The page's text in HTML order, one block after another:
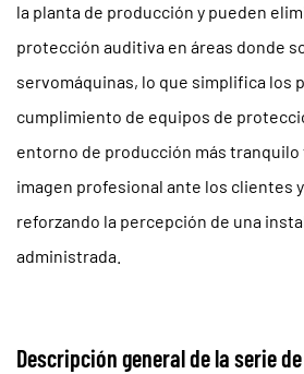
la planta de producción y pueden
protección auditiva en áreas donde
servomáquinas, lo que simplifica los
cumplimiento de equipos de
entorno de producción más
imagen profesional ante los clientes
reforzando la percepción de una
administrada.
Descripción general de la serie